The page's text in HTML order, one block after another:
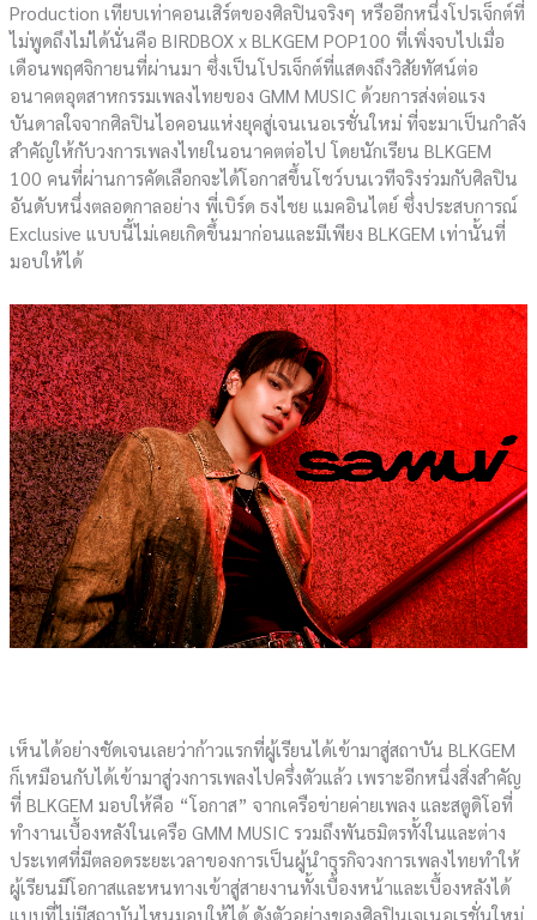
Production เทียบเท่าคอนเสิร์ตของศิลปินจริงๆ หรืออีกหนึ่งโปรเจ็กต์ที่
ไม่พูดถึงไม่ได้นั่นคือ BIRDBOX x BLKGEM POP100 ที่เพิ่งจบไปเมื่อ
เดือนพฤศจิกายนที่ผ่านมา ซึ่งเป็นโปรเจ็กต์ที่แสดงถึงวิสัยทัศน์ต่อ
อนาคตอุตสาหกรรมเพลงไทยของ GMM MUSIC ด้วยการส่งต่อแรง
บันดาลใจจากศิลปินไอคอนแห่งยุคสู่เจนเนอเรชั่นใหม่ ที่จะมาเป็นกำลัง
สำคัญให้กับวงการเพลงไทยในอนาคตต่อไป โดยนักเรียน BLKGEM
100 คนที่ผ่านการคัดเลือกจะได้โอกาสขึ้นโชว์บนเวทีจริงร่วมกับศิลปิน
อันดับหนึ่งตลอดกาลอย่าง พี่เบิร์ด ธงไชย แมคอินไตย์ ซึ่งประสบการณ์
Exclusive แบบนี้ไม่เคยเกิดขึ้นมาก่อนและมีเพียง BLKGEM เท่านั้นที่
มอบให้ได้
เห็นได้อย่างชัดเจนเลยว่าก้าวแรกที่ผู้เรียนได้เข้ามาสู่สถาบัน BLKGEM
ก็เหมือนกับได้เข้ามาสู่วงการเพลงไปครึ่งตัวแล้ว เพราะอีกหนึ่งสิ่งสำคัญ
ที่ BLKGEM มอบให้คือ “โอกาส” จากเครือข่ายค่ายเพลง และสตูดิโอที่
ทำงานเบื้องหลังในเครือ GMM MUSIC รวมถึงพันธมิตรทั้งในและต่าง
ประเทศที่มีตลอดระยะเวลาของการเป็นผู้นำธุรกิจวงการเพลงไทยทำให้
ผู้เรียนมีโอกาสและหนทางเข้าสู่สายงานทั้งเบื้องหน้าและเบื้องหลังได้
แบบที่ไม่มีสถาบันไหนมอบให้ได้ ดังตัวอย่างของศิลปินเจเนอเรชั่นใหม่